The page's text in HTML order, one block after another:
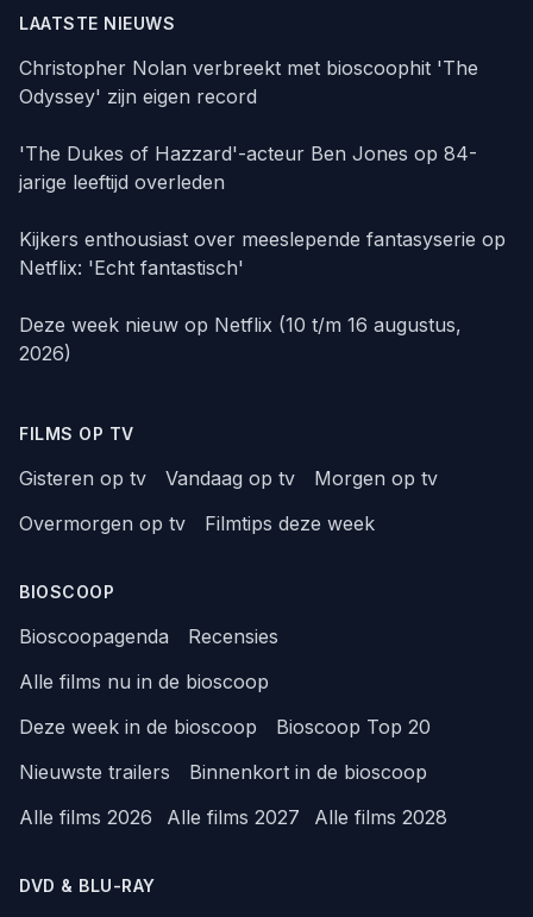
LAATSTE NIEUWS
Christopher Nolan verbreekt met bioscoophit 'The
Odyssey' zijn eigen record
'The Dukes of Hazzard'-acteur Ben Jones op 84-
jarige leeftijd overleden
Kijkers enthousiast over meeslepende fantasyserie op
Netflix: 'Echt fantastisch'
Deze week nieuw op Netflix (10 t/m 16 augustus,
2026)
FILMS OP TV
Gisteren op tv Vandaag op tv
Morgen op tv
Overmorgen op tv
Filmtips deze week
BIOSCOOP
Bioscoopagenda
Recensies
Alle films nu in de bioscoop
Deze week in de bioscoop
Bioscoop Top 20
Nieuwste trailers
Binnenkort in de bioscoop
Alle films 2026
Alle films 2027 Alle films 2028
DVD & BLU-RAY